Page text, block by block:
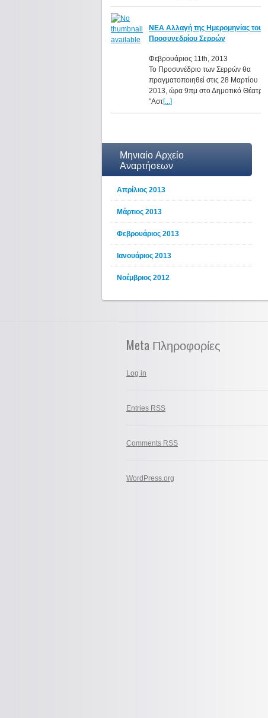
ΝΕΑ Αλλαγή της Ημερομηνίας του
Προσυνεδρίου Σερρών
Φεβρουάριος 11th, 2013
Το Προσυνέδριο των Σερρών θα
πραγματοποιηθεί στις 28 Μαρτίου
2013, ώρα 9πμ στο Δημοτικό Θέατρο
"Αστ[...]
Μηνιαίο Αρχείο
Αναρτήσεων
Απρίλιος 2013
Μάρτιος 2013
Φεβρουάριος 2013
Ιανουάριος 2013
Νοέμβριος 2012
Meta Πληροφορίες
Log in
Entries RSS
Comments RSS
WordPress.org